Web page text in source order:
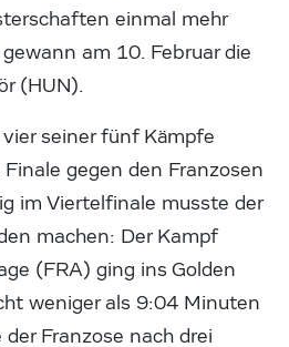
einmal mehr
am 10. Februar die
(HUN).
seiner fünf Kämpfe
gegen den Franzosen
im Viertelfinale musste der
machen: Der Kampf
(FRA) ging ins Golden
weniger als 9:04 Minuten
Franzose nach drei